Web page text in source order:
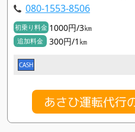
080-1553-8506
初乗り料金 1000円/3㎞
追加料金 300円/1㎞
CASH
あさひ運転代行